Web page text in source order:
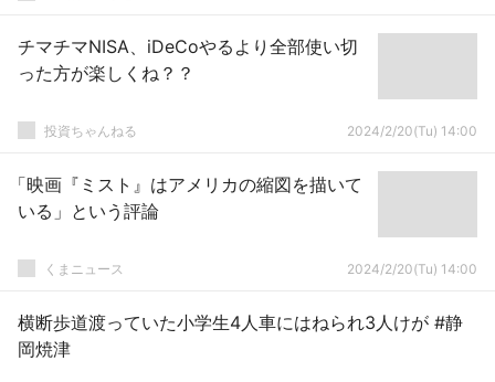
チマチマNISA、iDeCoやるより全部使い切
った方が楽しくね？？
投資ちゃんねる 2024/2/20(Tu) 14:00
「映画『ミスト』はアメリカの縮図を描いて
いる」という評論
くまニュース 2024/2/20(Tu) 14:00
横断歩道渡っていた小学生4人車にはねられ3人けが #静
岡焼津